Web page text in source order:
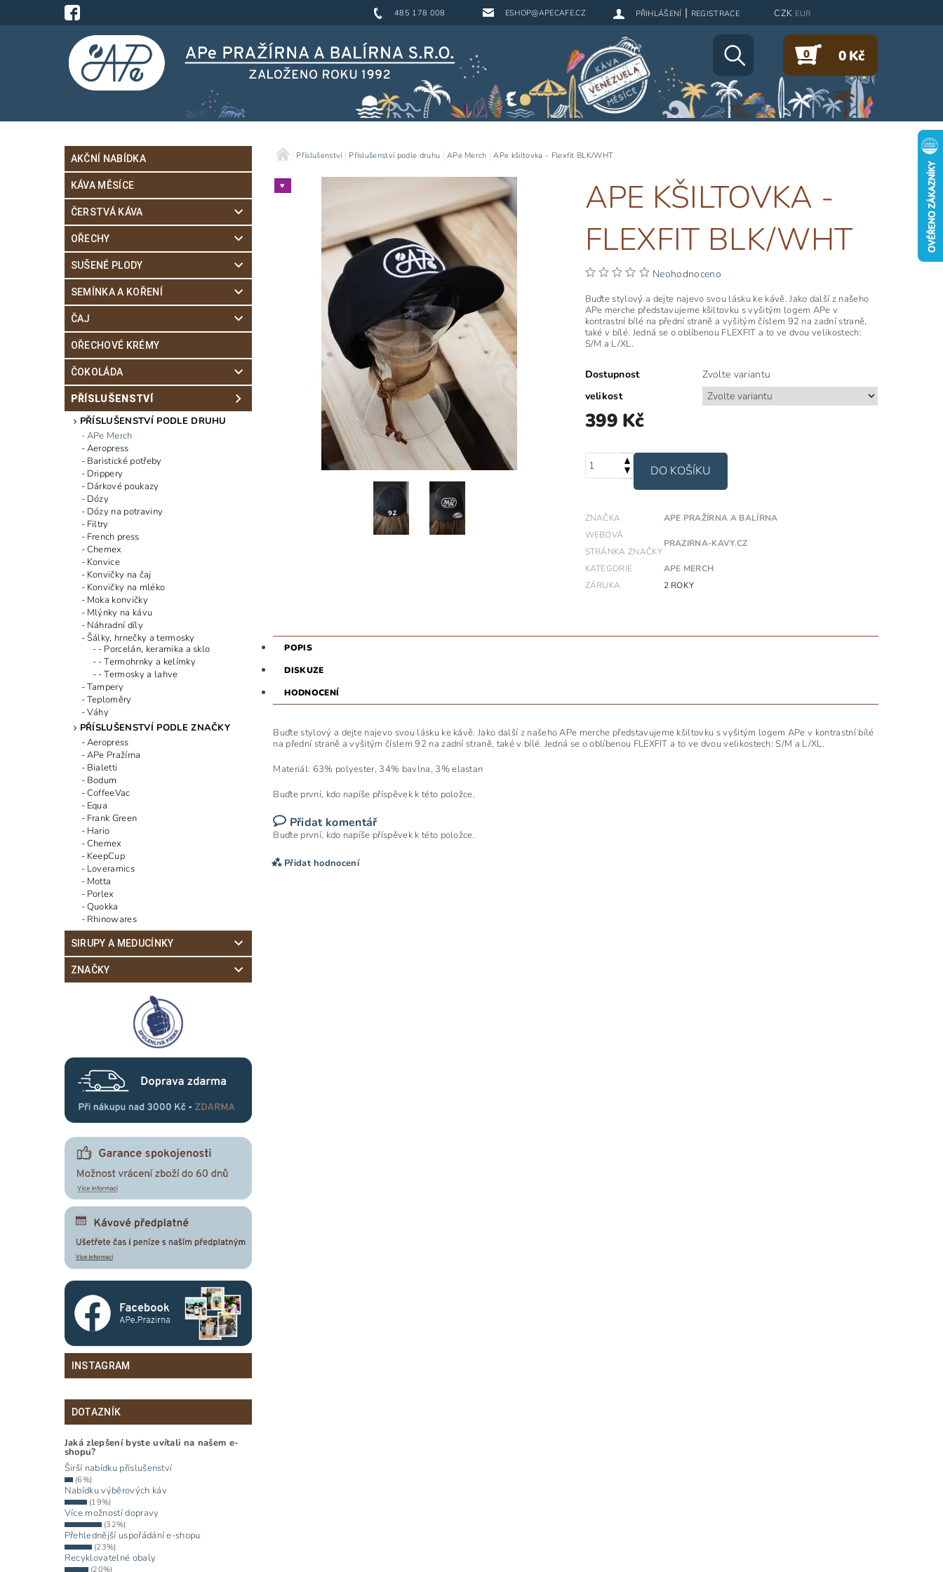
485 178 008 ESHOP@APECAFE.CZ CZK EUR
PŘIHLÁŠENÍ | REGISTRACE
0 0 Kč
AKČNÍ NABÍDKA
KÁVA MĚSÍCE
ČERSTVÁ KÁVA
OŘECHY
SUŠENÉ PLODY
SEMÍNKA A KOŘENÍ
ČAJ
OŘECHOVÉ KRÉMY
ČOKOLÁDA
PŘÍSLUŠENSTVÍ
PŘÍSLUŠENSTVÍ PODLE DRUHU
APe Merch
Aeropress
Baristické potřeby
Drippery
Dárkové poukazy
Dózy
Dózy na potraviny
Filtry
French press
Chemex
Konvice
Konvičky na čaj
Konvičky na mléko
Moka konvičky
Mlýnky na kávu
Náhradní díly
Šálky, hrnečky a termosky
- Porcelán, keramika a sklo
- Termohrnky a kelímky
- Termosky a lahve
Tampery
Teploměry
Váhy
PŘÍSLUŠENSTVÍ PODLE ZNAČKY
Aeropress
APe Pražírna
Bialetti
Bodum
CoffeeVac
Equa
Frank Green
Hario
Chemex
KeepCup
Loveramics
Motta
Porlex
Quokka
Rhinowares
SIRUPY A MEDUCÍNKY
ZNAČKY
INSTAGRAM
DOTAZNÍK
Jaká zlepšení byste uvítali na našem e-
shopu?
Širší nabídku příslušenství
(6%)
Nabídku výběrových káv
(19%)
Více možností dopravy
(32%)
Přehlednější uspořádání e-shopu
(23%)
Recyklovatelné obaly
(20%)
Příslušenství Příslušenství podle druhu APe Merch APe kšiltovka - Flexfit BLK/WHT
♥︎
APE KŠILTOVKA -
FLEXFIT BLK/WHT
Neohodnoceno
Buďte stylový a dejte najevo svou lásku ke kávě. Jako další z našeho
APe merche představujeme kšiltovku s vyšitým logem APe v
kontrastní bílé na přední straně a vyšitým číslem 92 na zadní straně,
také v bílé. Jedná se o oblíbenou FLEXFIT a to ve dvou velikostech:
S/M a L/XL.
Dostupnost
Zvolte variantu
velikost
399 Kč
ZNAČKA
APE PRAŽÍRNA A BALÍRNA
WEBOVÁ
STRÁNKA ZNAČKY
PRAZIRNA-KAVY.CZ
KATEGORIE
APE MERCH
ZÁRUKA
2 ROKY
POPIS
DISKUZE
HODNOCENÍ
Buďte stylový a dejte najevo svou lásku ke kávě. Jako další z našeho APe merche představujeme kšiltovku s vyšitým logem APe v kontrastní bílé
na přední straně a vyšitým číslem 92 na zadní straně, také v bílé. Jedná se o oblíbenou FLEXFIT a to ve dvou velikostech: S/M a L/XL.
Materiál: 63% polyester, 34% bavlna, 3% elastan
Buďte první, kdo napíše příspěvek k této položce.
Přidat komentář
Buďte první, kdo napíše příspěvek k této položce.
Přidat hodnocení